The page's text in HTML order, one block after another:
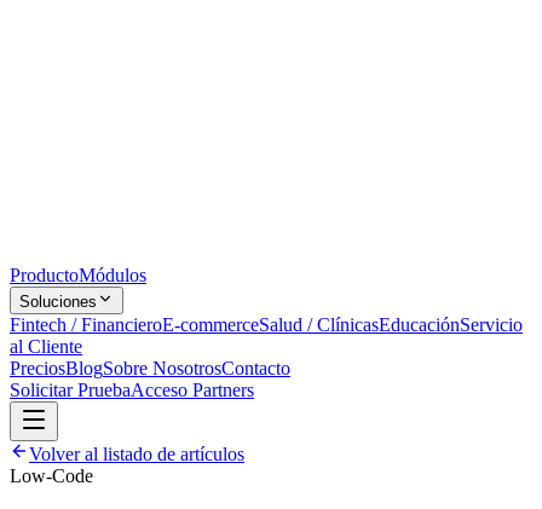
ProductoMódulos
Soluciones
Fintech / FinancieroE-commerceSalud / ClínicasEducaciónServicio
al Cliente
PreciosBlogSobre NosotrosContacto
Solicitar PruebaAcceso Partners
Volver al listado de artículos
Low-Code